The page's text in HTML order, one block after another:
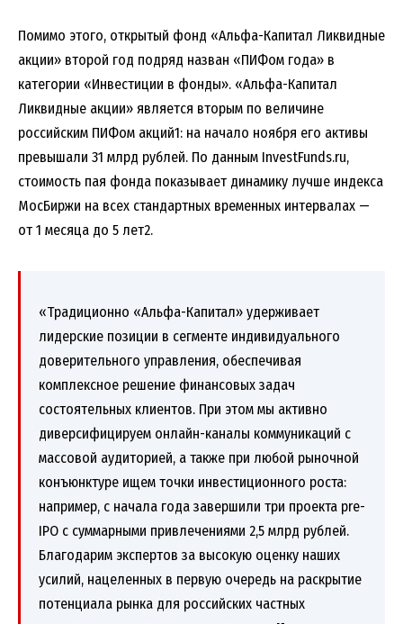
Помимо этого, открытый фонд «Альфа-Капитал Ликвидные
акции» второй год подряд назван «ПИФом года» в
категории «Инвестиции в фонды». «Альфа-Капитал
Ликвидные акции» является вторым по величине
российским ПИФом акций1: на начало ноября его активы
превышали 31 млрд рублей. По данным InvestFunds.ru,
стоимость пая фонда показывает динамику лучше индекса
МосБиржи на всех стандартных временных интервалах —
от 1 месяца до 5 лет2.
«Традиционно «Альфа-Капитал» удерживает
лидерские позиции в сегменте индивидуального
доверительного управления, обеспечивая
комплексное решение финансовых задач
состоятельных клиентов. При этом мы активно
диверсифицируем онлайн-каналы коммуникаций с
массовой аудиторией, а также при любой рыночной
конъюнктуре ищем точки инвестиционного роста:
например, с начала года завершили три проекта pre-
IPO с суммарными привлечениями 2,5 млрд рублей.
Благодарим экспертов за высокую оценку наших
усилий, нацеленных в первую очередь на раскрытие
потенциала рынка для российских частных